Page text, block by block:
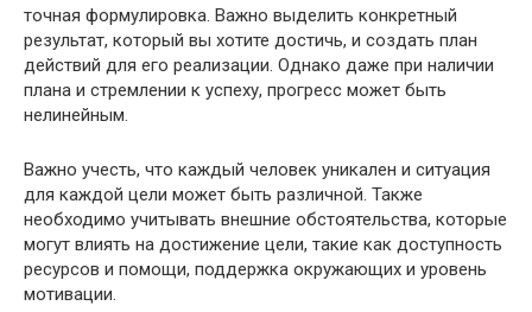
точная формулировка. Важно выделить конкретный
результат, который вы хотите достичь, и создать план
действий для его реализации. Однако даже при наличии
плана и стремлении к успеху, прогресс может быть
нелинейным.
Важно учесть, что каждый человек уникален и ситуация
для каждой цели может быть различной. Также
необходимо учитывать внешние обстоятельства, которые
могут влиять на достижение цели, такие как доступность
ресурсов и помощи, поддержка окружающих и уровень
мотивации.